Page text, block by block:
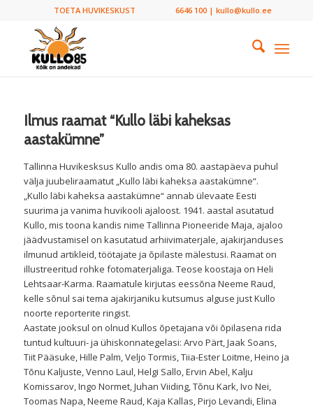
TOETA HUVIKESKUST 6646 100 | kullo@kullo.ee
Ilmus raamat “Kullo läbi kaheksas
aastakümne”
Tallinna Huvikesksus Kullo andis oma 80. aastapäeva puhul
välja juubeliraamatut „Kullo läbi kaheksa aastakümne“.
„Kullo läbi kaheksa aastakümne“ annab ülevaate Eesti
suurima ja vanima huvikooli ajaloost. 1941. aastal asutatud
Kullo, mis toona kandis nime Tallinna Pioneeride Maja, ajaloo
jäädvustamisel on kasutatud arhiivimaterjale, ajakirjanduses
ilmunud artikleid, töötajate ja õpilaste mälestusi. Raamat on
illustreeritud rohke fotomaterjaliga. Teose koostaja on Heli
Lehtsaar-Karma. Raamatule kirjutas eessõna Neeme Raud,
kelle sõnul sai tema ajakirjaniku kutsumus alguse just Kullo
noorte reporterite ringist.
Aastate jooksul on olnud Kullos õpetajana või õpilasena rida
tuntud kultuuri- ja ühiskonnategelasi: Arvo Pärt, Jaak Soans,
Tiit Pääsuke, Hille Palm, Veljo Tormis, Tiia-Ester Loitme, Heino ja
Tõnu Kaljuste, Venno Laul, Helgi Sallo, Ervin Abel, Kalju
Komissarov, Ingo Normet, Juhan Viiding, Tõnu Kark, Ivo Nei,
Toomas Napa, Neeme Raud, Kaja Kallas, Pirjo Levandi, Elina